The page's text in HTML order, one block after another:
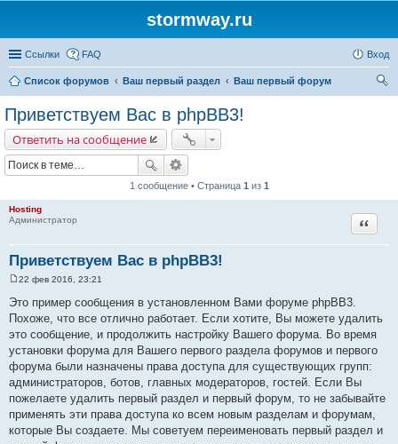
stormway.ru
Ссылки FAQ Вход
Список форумов Ваш первый раздел
Ваш первый форум
Приветствуем Вас в phpBB3!
Ответить на сообщение
1 сообщение • Страница 1 из 1
Hosting
Администратор
Приветствуем Вас в phpBB3!
Цитата
о
б
е
н
е
22 фев 2016, 23:21
Это пример сообщения в установленном Вами форуме phpBB3.
Похоже, что все отлично работает. Если хотите, Вы можете удалить
это сообщение, и продолжить настройку Вашего форума. Во время
установки форума для Вашего первого раздела форумов и первого
форума были назначены права доступа для существующих групп:
администраторов, ботов, главных модераторов, гостей. Если Вы
пожелаете удалить первый раздел и первый форум, то не забывайте
применять эти права доступа ко всем новым разделам и форумам,
которые Вы создаете. Мы советуем переименовать первый раздел и